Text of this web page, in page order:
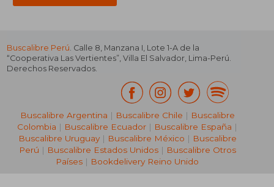
Buscalibre Perú. Calle 8, Manzana I, Lote 1-A de la
“Cooperativa Las Vertientes”, Villa El Salvador, Lima-Perú.
Derechos Reservados.
Buscalibre Argentina | Buscalibre Chile | Buscalibre
Colombia | Buscalibre Ecuador | Buscalibre España |
Buscalibre Uruguay| Buscalibre México | Buscalibre
Perú | Buscalibre Estados Unidos| Buscalibre Otros
Países | Bookdelivery Reino Unido